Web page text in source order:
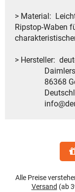
> Material:
Ripstop-Waben
> Hersteller:
86368
Alle Preise
Versand (ab